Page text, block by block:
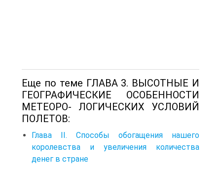
Еще по теме ГЛАВА 3. ВЫСОТНЫЕ И
ГЕОГРАФИЧЕСКИЕ ОСОБЕННОСТИ
МЕТЕОРО- ЛОГИЧЕСКИХ УСЛОВИЙ
ПОЛЕТОВ:
Глава II. Способы обогащения нашего
королевства и увеличения количества
денег в стране